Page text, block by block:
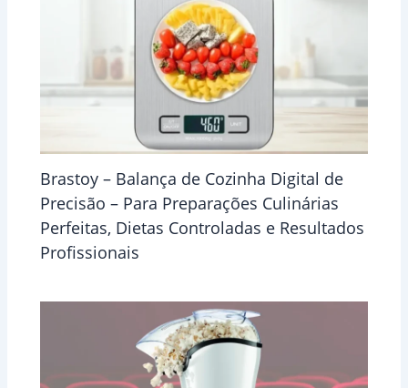
Brastoy – Balança de Cozinha Digital de
Precisão – Para Preparações Culinárias
Perfeitas, Dietas Controladas e Resultados
Profissionais